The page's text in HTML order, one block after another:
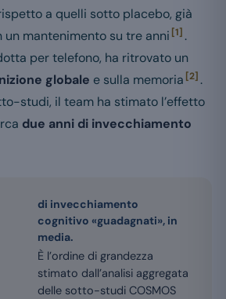
a quelli sotto placebo, già
un mantenimento su tre anni [1] .
per telefono, ha ritrovato un
globale e sulla memoria [2] .
studi, il team ha stimato l’effetto
due anni di invecchiamento
di invecchiamento
cognitivo «guadagnati», in
media.
È l’ordine di grandezza
stimato dall’analisi aggregata
delle sotto-studi COSMOS